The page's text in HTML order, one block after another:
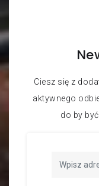
Ciesz się z
aktywnego
do by